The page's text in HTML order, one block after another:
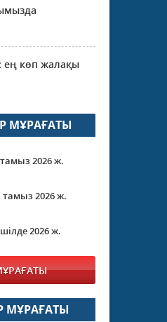
ең көп жалақы
МҰРАҒАТЫ
2026 ж.
тамыз 2026 ж.
2026 ж.
МҰРАҒАТЫ